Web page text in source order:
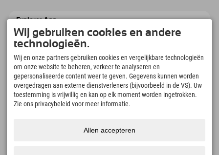
Explorer App
Upload je #ExplorerMoments, Mijn Explorer
To Go met een boekingsoverzicht, bucketlist,
restaurantoverzicht en nog veel meer.
Download nu!
Tijd voor ontdekkingsmomenten
166
Bergmeren en
4.634km
97
Wij gebruiken cookies en andere
technologieën.
Wij en onze partners gebruiken cookies en vergelijkbare technologieën
om onze website te beheren, verkeer te analyseren en
gepersonaliseerde content weer te geven. Gegevens kunnen worden
overgedragen aan externe dienstverleners (bijvoorbeeld in de VS). Uw
toestemming is vrijwillig en kan op elk moment worden ingetrokken.
Zie ons privacybeleid voor meer informatie.
Allen accepteren